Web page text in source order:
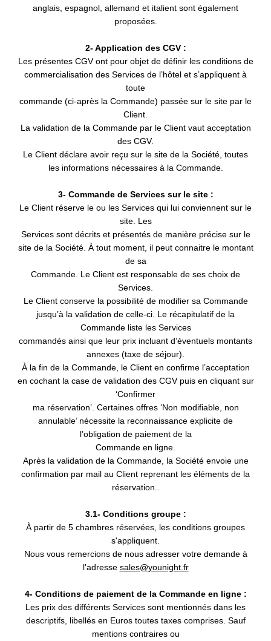
anglais, espagnol, allemand et italient sont également
proposées.
2- Application des CGV :
Les présentes CGV ont pour objet de définir les conditions de
commercialisation des Services de l’hôtel et s’appliquent à
toute
commande (ci-après la Commande) passée sur le site par le
Client.
La validation de la Commande par le Client vaut acceptation
des CGV.
Le Client déclare avoir reçu sur le site de la Société, toutes
les informations nécessaires à la Commande.
3- Commande de Services sur le site :
Le Client réserve le ou les Services qui lui conviennent sur le
site. Les
Services sont décrits et présentés de manière précise sur le
site de la Société. À tout moment, il peut connaitre le montant
de sa
Commande. Le Client est responsable de ses choix de
Services.
Le Client conserve la possibilité de modifier sa Commande
jusqu’à la validation de celle-ci. Le récapitulatif de la
Commande liste les Services
commandés ainsi que leur prix incluant d’éventuels montants
annexes (taxe de séjour).
À la fin de la Commande, le Client en confirme l’acceptation
en cochant la case de validation des CGV puis en cliquant sur
‘Confirmer
ma réservation’. Certaines offres ‘Non modifiable, non
annulable’ nécessite la reconnaissance explicite de
l’obligation de paiement de la
Commande en ligne.
Après la validation de la Commande, la Société envoie une
confirmation par mail au Client reprenant les éléments de la
réservation..
3.1- Conditions groupe :
À partir de 5 chambres réservées, les conditions groupes
s'appliquent.
Nous vous remercions de nous adresser votre demande à
l'adresse sales@younight.fr
4- Conditions de paiement de la Commande en ligne :
Les prix des différents Services sont mentionnés dans les
descriptifs, libellés en Euros toutes taxes comprises. Sauf
mentions contraires ou